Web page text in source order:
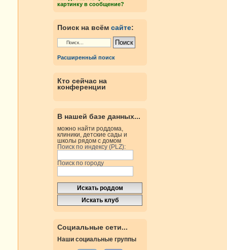
картинку в сообщение?
Поиск на всём сайте:
Расширенный поиск
Кто сейчас на
конференции
В нашей базе данных...
можно найти роддома,
клиники, детские сады и
школы рядом с домом
Поиск по индексу (PLZ):
Поиск по городу
Социальные сети...
Наши социальные группы